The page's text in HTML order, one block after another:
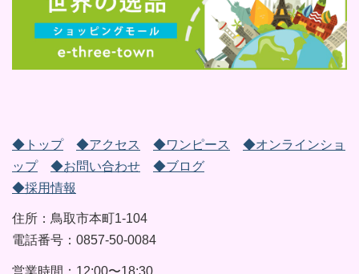
◆トップ ◆アクセス ◆ワンピース
◆オンラインショ
ップ
◆お問い合わせ
◆ブログ
◆採用情報
住所：鳥取市本町1-104
電話番号：0857-50-0084
営業時間：12:00〜18:30